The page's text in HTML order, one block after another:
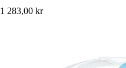
1 283,00 kr